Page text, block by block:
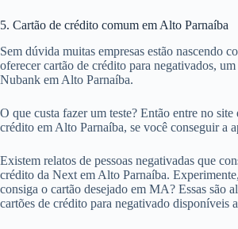
5. Cartão de crédito comum em Alto Parnaíba
Sem dúvida muitas empresas estão nascendo
oferecer cartão de crédito para negativados,
Nubank em Alto Parnaíba.
O que custa fazer um teste? Então entre no
crédito em Alto Parnaíba, se você conseguir a
Existem relatos de pessoas negativadas que
crédito da Next em Alto Parnaíba.
consiga o cartão desejado em MA? Essas são
cartões de crédito para negativado disponíveis